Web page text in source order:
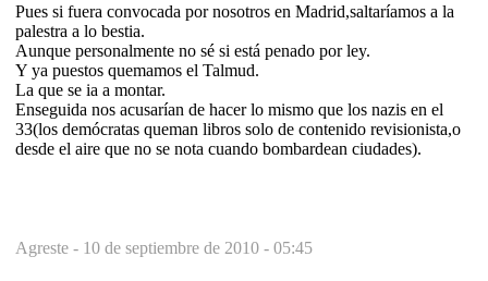
Pues si fuera convocada por nosotros en Madrid,saltaríamos a la
palestra a lo bestia.
Aunque personalmente no sé si está penado por ley.
Y ya puestos quemamos el Talmud.
La que se ia a montar.
Enseguida nos acusarían de hacer lo mismo que los nazis en el
33(los demócratas queman libros solo de contenido revisionista,o
desde el aire que no se nota cuando bombardean ciudades).
Agreste - 10 de septiembre de 2010 - 05:45